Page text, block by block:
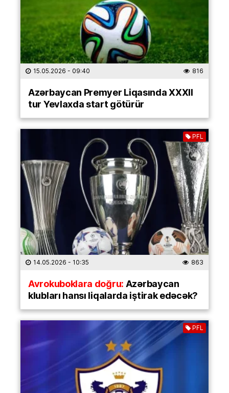
15.05.2026 - 09:40 816
Azərbaycan Premyer Liqasında XXXII
tur Yevlaxda start götürür
PFL
14.05.2026 - 10:35 863
Avrokuboklara doğru:Azərbaycan
klubları hansı liqalarda iştirak edəcək?
PFL